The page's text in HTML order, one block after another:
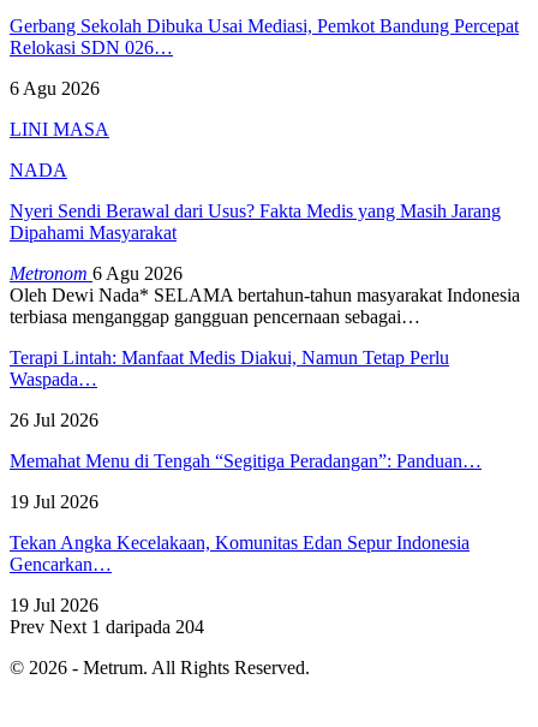
Gerbang Sekolah Dibuka Usai Mediasi, Pemkot Bandung Percepat
Relokasi SDN 026…
6 Agu 2026
LINI MASA
NADA
Nyeri Sendi Berawal dari Usus? Fakta Medis yang Masih Jarang
Dipahami Masyarakat
Metronom 6 Agu 2026
Oleh Dewi Nada* SELAMA bertahun-tahun masyarakat Indonesia
terbiasa menganggap gangguan pencernaan sebagai…
Terapi Lintah: Manfaat Medis Diakui, Namun Tetap Perlu
Waspada…
26 Jul 2026
Memahat Menu di Tengah “Segitiga Peradangan”: Panduan…
19 Jul 2026
Tekan Angka Kecelakaan, Komunitas Edan Sepur Indonesia
Gencarkan…
19 Jul 2026
Prev Next 1 daripada 204
© 2026 - Metrum. All Rights Reserved.